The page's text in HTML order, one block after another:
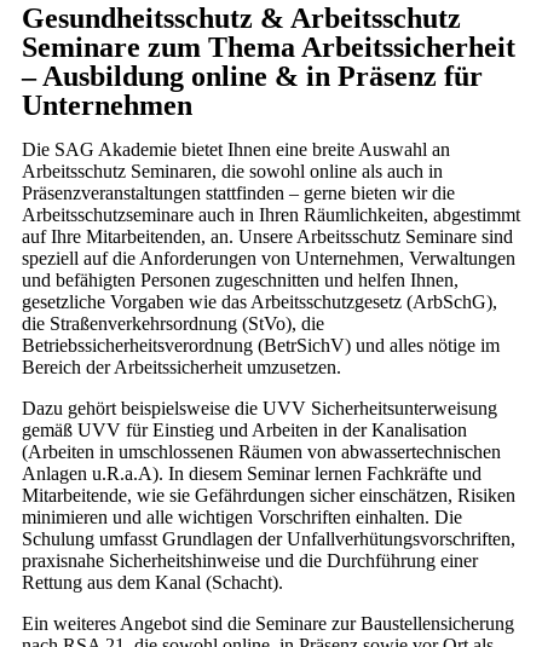
Gesundheitsschutz & Arbeitsschutz
Seminare zum Thema Arbeitssicherheit
– Ausbildung online & in Präsenz für
Unternehmen
Die SAG Akademie bietet Ihnen eine breite Auswahl an
Arbeitsschutz Seminaren, die sowohl online als auch in
Präsenzveranstaltungen stattfinden – gerne bieten wir die
Arbeitsschutzseminare auch in Ihren Räumlichkeiten, abgestimmt
auf Ihre Mitarbeitenden, an. Unsere Arbeitsschutz Seminare sind
speziell auf die Anforderungen von Unternehmen, Verwaltungen
und befähigten Personen zugeschnitten und helfen Ihnen,
gesetzliche Vorgaben wie das Arbeitsschutzgesetz (ArbSchG),
die Straßenverkehrsordnung (StVo), die
Betriebssicherheitsverordnung (BetrSichV) und alles nötige im
Bereich der Arbeitssicherheit umzusetzen.
Dazu gehört beispielsweise die UVV Sicherheitsunterweisung
gemäß UVV für Einstieg und Arbeiten in der Kanalisation
(Arbeiten in umschlossenen Räumen von abwassertechnischen
Anlagen u.R.a.A). In diesem Seminar lernen Fachkräfte und
Mitarbeitende, wie sie Gefährdungen sicher einschätzen, Risiken
minimieren und alle wichtigen Vorschriften einhalten. Die
Schulung umfasst Grundlagen der Unfallverhütungsvorschriften,
praxisnahe Sicherheitshinweise und die Durchführung einer
Rettung aus dem Kanal (Schacht).
Ein weiteres Angebot sind die Seminare zur Baustellensicherung